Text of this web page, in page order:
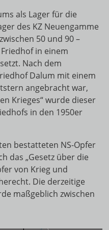
als Lager für die
des KZ Neuengamme
50 und 90 –
in einem
Nach dem
Dalum mit einem
angebracht war,
Krieges“ wurde dieser
in den 1950er
bestatteten NS-Opfer
das „Gesetz über die
von Krieg und
Die derzeitige
maßgeblich zwischen